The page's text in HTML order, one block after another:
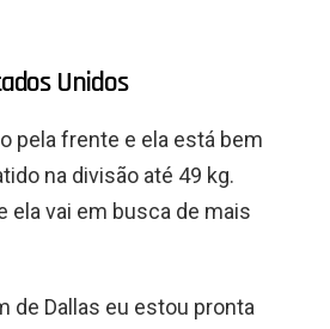
Unidos
pela frente e ela está bem
na divisão até 49 kg.
ela vai em busca de mais
de Dallas eu estou pronta